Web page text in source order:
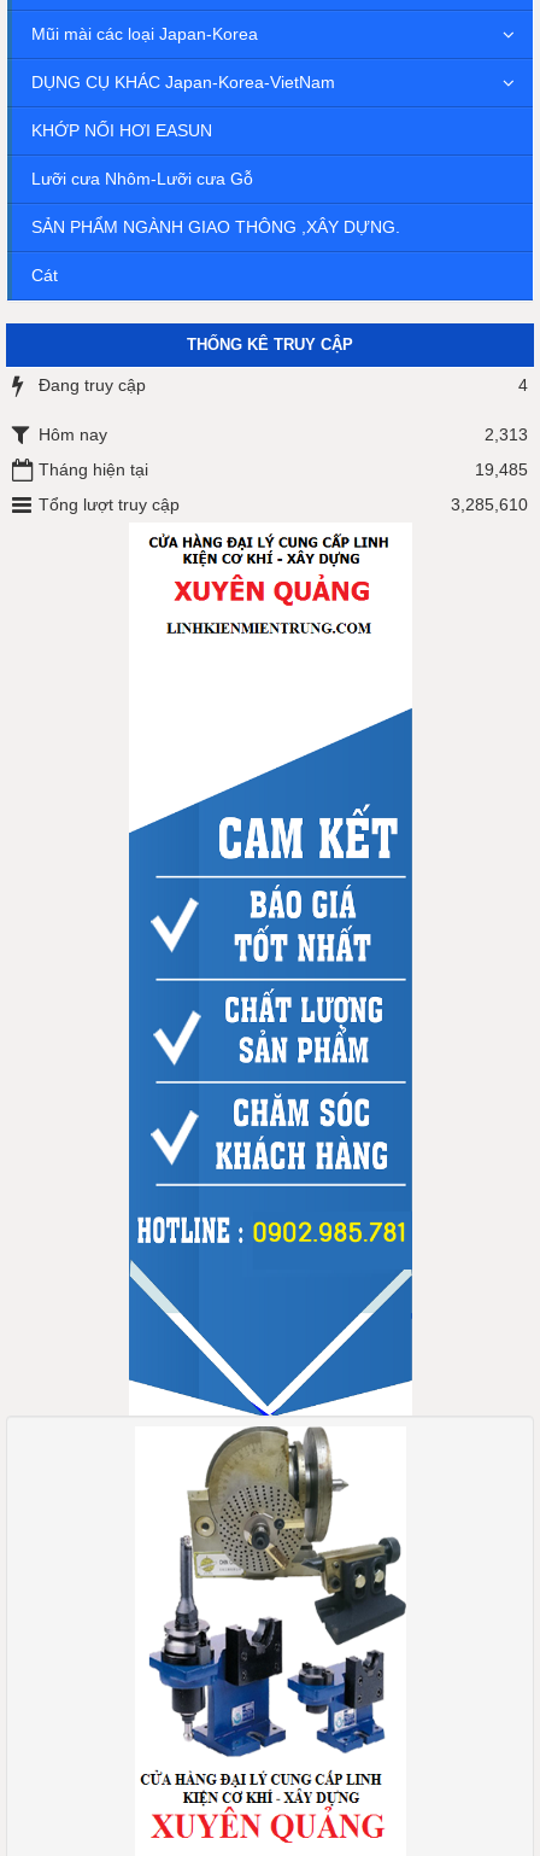
Mũi mài các loại Japan-Korea
DỤNG CỤ KHÁC Japan-Korea-VietNam
KHỚP NỐI HƠI EASUN
Lưỡi cưa Nhôm-Lưỡi cưa Gỗ
SẢN PHẨM NGÀNH GIAO THÔNG ,XÂY DỰNG.
Cát
THỐNG KÊ TRUY CẬP
Đang truy cập 4
Hôm nay
2,313
Tháng hiện tại
19,485
Tổng lượt truy cập
3,285,610